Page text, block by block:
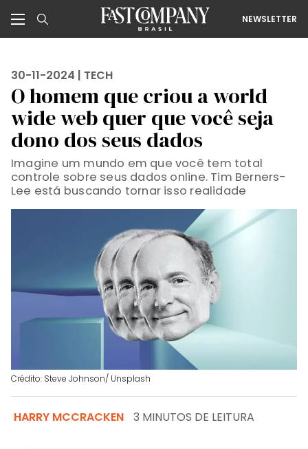
NEWSLETTER
30-11-2024 | TECH
O homem que criou a world
wide web quer que você seja
dono dos seus dados
Imagine um mundo em que você tem total
controle sobre seus dados online. Tim Berners-
Lee está buscando tornar isso realidade
Crédito: Steve Johnson/ Unsplash
HARRY MCCRACKEN 3 MINUTOS DE LEITURA